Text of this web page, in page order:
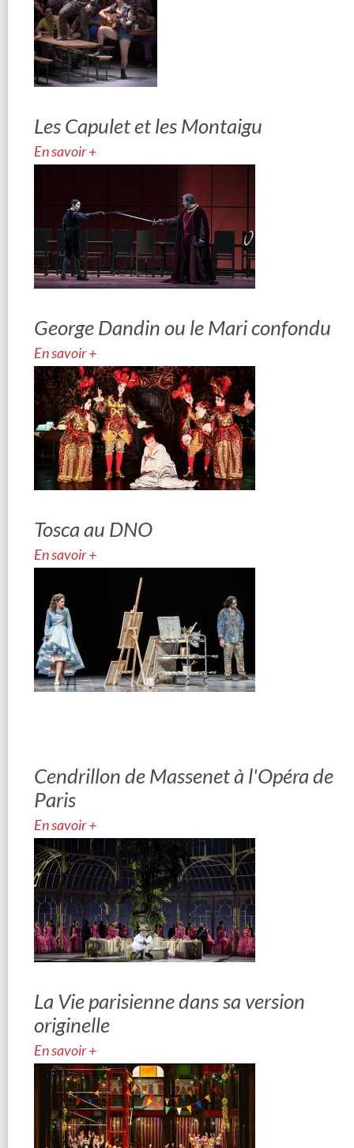
Les Capulet et les Montaigu
En savoir +
George Dandin ou le Mari confondu
En savoir +
Tosca au DNO
En savoir +
Cendrillon de Massenet à l'Opéra de
Paris
En savoir +
La Vie parisienne dans sa version
originelle
En savoir +